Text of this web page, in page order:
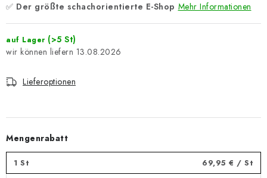
✅ Der größte schachorientierte E-Shop Mehr Informationen
auf Lager (>5 St)
13.08.2026
Lieferoptionen
Mengenrabatt
1 St 69,95 € / St